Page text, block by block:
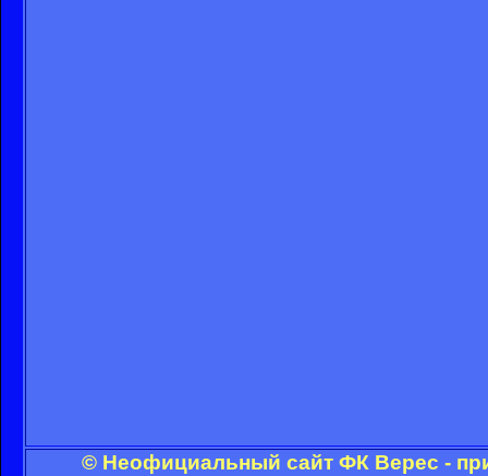
© Неофициальный сайт ФК Верес -